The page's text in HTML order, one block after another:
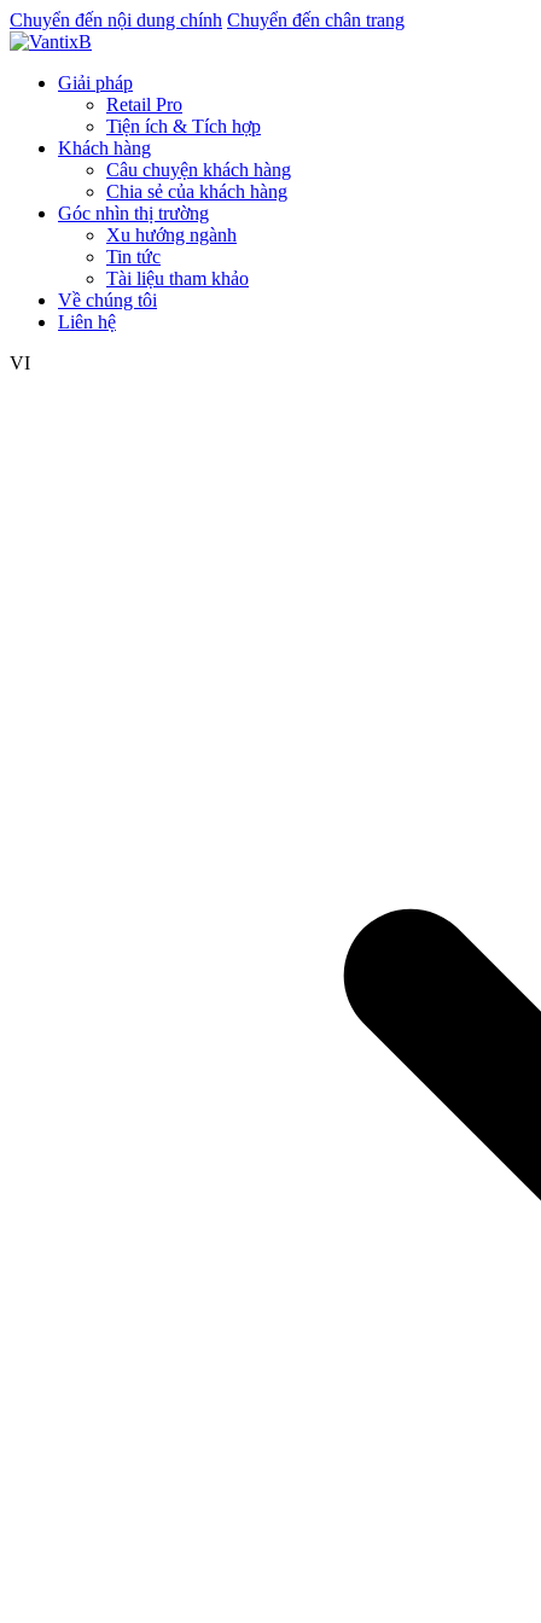
Chuyển đến nội dung chính Chuyển đến chân trang
Giải pháp
Retail Pro
Tiện ích & Tích hợp
Khách hàng
Câu chuyện khách hàng
Chia sẻ của khách hàng
Góc nhìn thị trường
Xu hướng ngành
Tin tức
Tài liệu tham khảo
Về chúng tôi
Liên hệ
VI